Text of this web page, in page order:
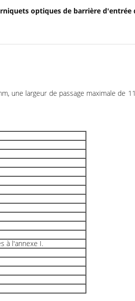
optiques de barrière d'entrée
une largeur de passage maximale de
à l'annexe I.